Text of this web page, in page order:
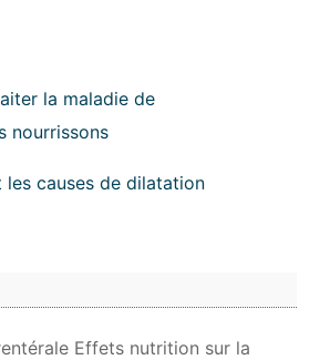
la maladie de
nourrissons
les causes de dilatation
Effets nutrition sur la